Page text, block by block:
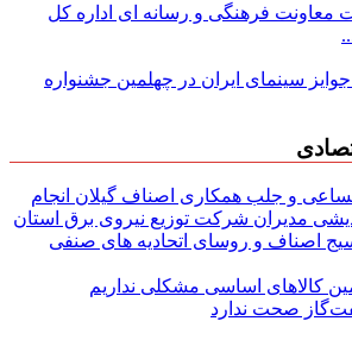
معاونت فرهنگی و رسانه ای اداره کل
سینمای ایران در چهلمین جشنواره
و جلب همکاری اصناف گیلان انجام
مدیران شركت توزیع نیروی برق استان
اصناف و روسای اتحادیه های صنفی
کالاهای اساسی مشکلی نداریم
صحت ندارد